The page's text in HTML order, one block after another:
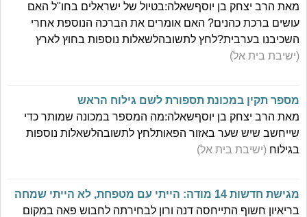
מאת הרב יצחק בן יוסףשאלה:בטיול של ישראלים בחו"ל האם
עושים ברכת כהנים? האם אומרים את הברכה הנוספת אחרי
השכיבנו בערבית?לחץ לתשובהלשאלות נוספות בחוץ לארץ
(ישיבת בית אל)
מספר תקין במכונת תספורת לשם גילוח הראש
מאת הרב יצחק בן יוסףשאלה:מה המספר במכונה שמותר כדי
שייחשב שיש שער באזור הפאותלחץ לתשובהלשאלות נוספות
בגילוח (ישיבת בית אל)
מגישת חדשות 14 מודה: הייתי עם מטפחת, לא הייתי שמחה
בריאיון חשוף התייחסה דנה ורון לבחירתה לחבוש פאה במקום